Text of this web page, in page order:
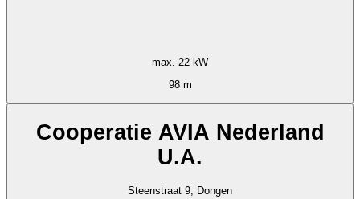
max. 22 kW
98 m
Cooperatie AVIA Nederland
U.A.
Steenstraat 9, Dongen